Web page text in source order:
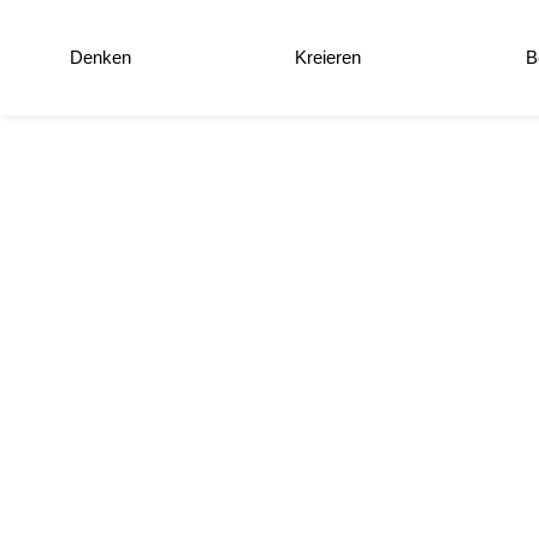
Denken Kreieren